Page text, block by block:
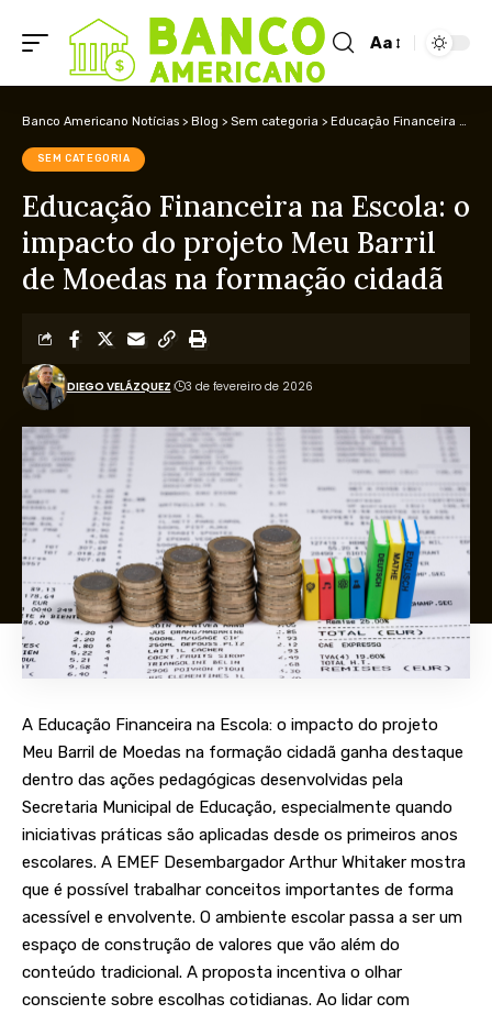
Aa
Banco Americano Notícias > Blog > Sem categoria > Educação Financeira na Escola: o impacto do projeto Meu Barril de Moedas na formação cidadã
SEM CATEGORIA
Educação Financeira na Escola: o
impacto do projeto Meu Barril
de Moedas na formação cidadã
DIEGO VELÁZQUEZ 3 de fevereiro de 2026
A Educação Financeira na Escola: o impacto do projeto
Meu Barril de Moedas na formação cidadã ganha destaque
dentro das ações pedagógicas desenvolvidas pela
Secretaria Municipal de Educação, especialmente quando
iniciativas práticas são aplicadas desde os primeiros anos
escolares. A EMEF Desembargador Arthur Whitaker mostra
que é possível trabalhar conceitos importantes de forma
acessível e envolvente. O ambiente escolar passa a ser um
espaço de construção de valores que vão além do
conteúdo tradicional. A proposta incentiva o olhar
consciente sobre escolhas cotidianas. Ao lidar com